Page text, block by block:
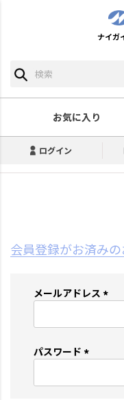
ナイガ
お気に入り
ログイン
会員登録がお済み
メールアドレス
必
パスワード
必